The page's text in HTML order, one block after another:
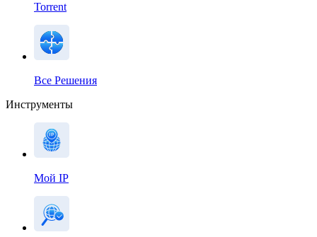
Torrent
Все Решения
Инструменты
Мой IP